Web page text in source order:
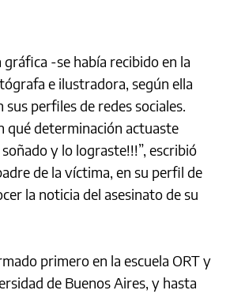
gráfica -se había recibido en la
e ilustradora, según ella
sus perfiles de redes sociales.
qué determinación actuaste
y lo lograste!!!”, escribió
de la víctima, en su perfil de
la noticia del asesinato de su
primero en la escuela ORT y
de Buenos Aires, y hasta